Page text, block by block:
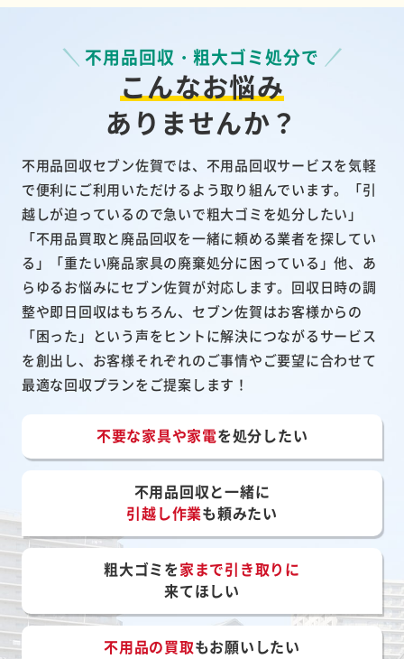
不用品回収・粗大ゴミ処分で
こんなお悩み
ありませんか？
不用品回収セブン佐賀では、不用品回収サービスを気軽
で便利にご利用いただけるよう取り組んでいます。「引
越しが迫っているので急いで粗大ゴミを処分したい」
「不用品買取と廃品回収を一緒に頼める業者を探してい
る」「重たい廃品家具の廃棄処分に困っている」他、あ
らゆるお悩みにセブン佐賀が対応します。回収日時の調
整や即日回収はもちろん、セブン佐賀はお客様からの
「困った」という声をヒントに解決につながるサービス
を創出し、お客様それぞれのご事情やご要望に合わせて
最適な回収プランをご提案します！
不要な家具や家電を処分したい
不用品回収と一緒に
引越し作業も頼みたい
粗大ゴミを家まで引き取りに
来てほしい
不用品の買取もお願いしたい